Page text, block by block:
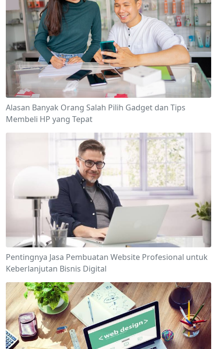
Alasan Banyak Orang Salah Pilih Gadget dan Tips
Membeli HP yang Tepat
Pentingnya Jasa Pembuatan Website Profesional untuk
Keberlanjutan Bisnis Digital